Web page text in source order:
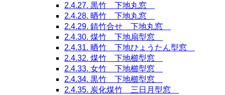
2.4.27. 黒竹 下地丸窓
2.4.28. 晒竹 下地丸窓
2.4.29. 錆竹合せ 下地丸窓
2.4.30. 煤竹 下地扇型窓
2.4.31. 晒竹 下地ひょうたん型窓
2.4.32. 煤竹 下地櫛型窓
2.4.33. 女竹 下地櫛型窓
2.4.34. 黒竹 下地櫛型窓
2.4.35. 炭化煤竹 三日月型窓